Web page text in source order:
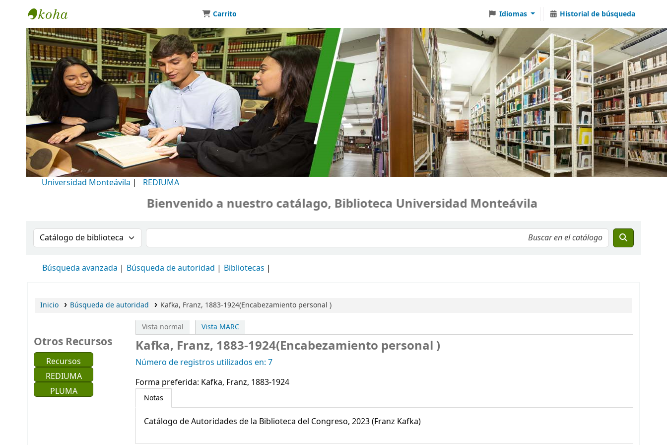
Biblioteca Universidad Monteávila
Carrito Idiomas Historial de búsqueda
Universidad Monteávila | REDIUMA
Bienvenido a nuestro catálago, Biblioteca Universidad Monteávila
Buscar en el catálogo por:Buscar en el catálogo
Búsqueda avanzada Búsqueda de autoridad Bibliotecas
Inicio Búsqueda de autoridad Kafka, Franz, 1883-1924(Encabezamiento personal )
Otros Recursos
Recursos
REDIUMA
PLUMA
Vista normal Vista MARC
Kafka, Franz, 1883-1924(Encabezamiento personal )
Número de registros utilizados en: 7
Forma preferida: Kafka, Franz, 1883-1924
Notas
Catálogo de Autoridades de la Biblioteca del Congreso, 2023 (Franz Kafka)